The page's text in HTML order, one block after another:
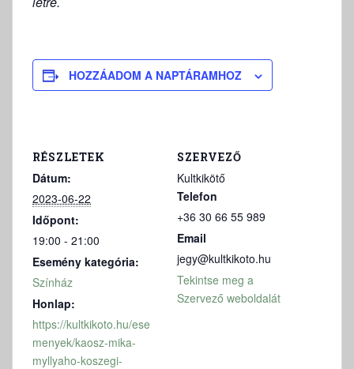
HOZZÁADOM A NAPTÁRAMHOZ
RÉSZLETEK
Dátum:
2023-06-22
Időpont:
19:00 - 21:00
Esemény kategória:
Színház
Honlap:
https://kultkikoto.hu/ese
menyek/kaosz-mika-
myllyaho-koszegi-
SZERVEZŐ
Kultkikötő
Telefon
+36 30 66 55 989
Email
jegy@kultkikoto.hu
Tekintse meg a
Szervező weboldalát